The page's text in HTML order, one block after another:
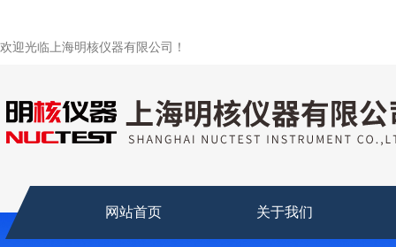
欢迎光临上海明核仪器有限公司！
网站首页 关于我们